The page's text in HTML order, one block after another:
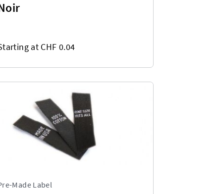
at CHF 0.04
Made Label